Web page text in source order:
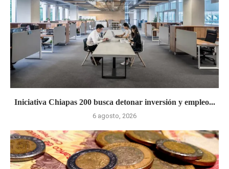
Iniciativa Chiapas 200 busca detonar inversión y empleo...
6 agosto, 2026